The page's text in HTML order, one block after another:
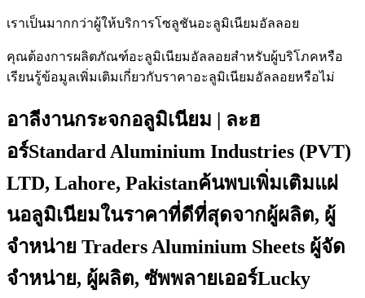
เราเป็นมากกว่าผู้ให้บริการโซลูชันอะลูมิเนียมอัลลอย
คุณต้องการผลิตภัณฑ์อะลูมิเนียมอัลลอยสำหรับผู้บริโภคหรือ
เรียนรู้ข้อมูลเพิ่มเติมเกี่ยวกับราคาอะลูมิเนียมอัลลอยหรือไม่
อาลีงานกระจกอลูมิเนียม | ละฮ
อร์Standard Aluminium Industries (PVT)
LTD, Lahore, Pakistanค้นพบเพิ่มเติมแผ่
นอลูมิเนียมในราคาที่ดีที่สุดจากผู้ผลิต, ผู้
จำหน่าย Traders Aluminium Sheets ผู้จัด
จำหน่าย, ผู้ผลิต, ซัพพลายเออร์Lucky